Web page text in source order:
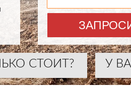
СТОИТ? У